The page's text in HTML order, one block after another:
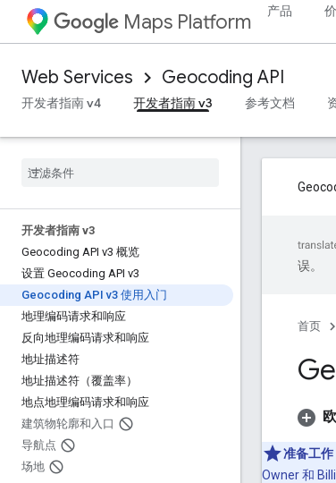
Maps Platform 产品
Web Services Geocoding API
开发者指南 v4
开发者指南 v3 参考文档
开发者指南 v3
Geocoding API v3 概览
设置 Geocoding API v3
Geocoding API v3 使用入门
地理编码请求和响应
反向地理编码请求和响应
地址描述符
地址描述符（覆盖率）
地点地理编码请求和响应
建筑物轮廓和入口
导航点
场地
误。
首页
准备工作
Owner 和